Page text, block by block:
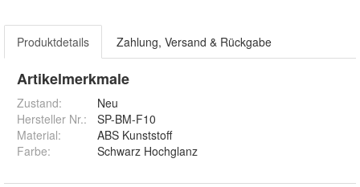
Produktdetails Zahlung, Versand & Rückgabe
Artikelmerkmale
Zustand:
Neu
Hersteller Nr.:
SP-BM-F10
Material:
ABS Kunststoff
Farbe: Schwarz Hochglanz